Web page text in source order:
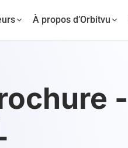
À propos d’Orbitvu
-